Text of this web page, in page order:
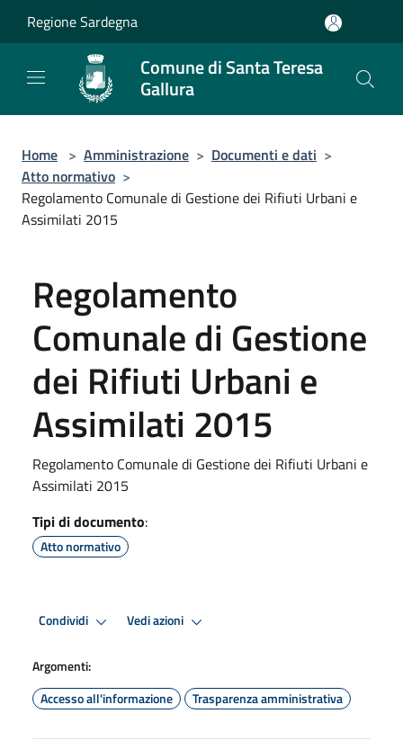
Regione Sardegna
Comune di Santa Teresa
Gallura
Home > Amministrazione > Documenti e dati >
Atto normativo >
Regolamento Comunale di Gestione dei Rifiuti Urbani e
Assimilati 2015
Regolamento
Comunale di Gestione
dei Rifiuti Urbani e
Assimilati 2015
Regolamento Comunale di Gestione dei Rifiuti Urbani e
Assimilati 2015
Tipi di documento:
Atto normativo
Condividi Vedi azioni
Argomenti:
Accesso all'informazione
Trasparenza amministrativa